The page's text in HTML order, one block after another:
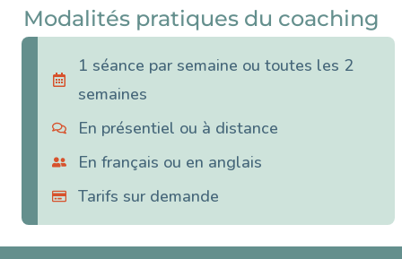
Modalités pratiques du coaching
1 séance par semaine ou toutes les 2
semaines
En présentiel ou à distance
En français ou en anglais
Tarifs sur demande